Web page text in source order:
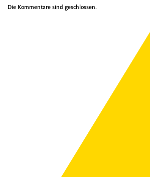
Die Kommentare sind geschlossen.